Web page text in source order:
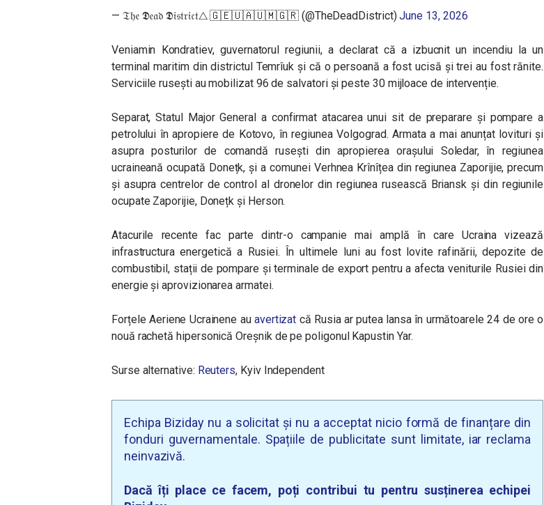
— 𝔗𝔥𝔢 𝕯𝔢𝔞𝔡 𝕯𝔦𝔰𝔱𝔯𝔦𝔠𝔱△ 🇬🇪🇺🇦🇺🇲🇬🇷 (@TheDeadDistrict)June 13, 2026
Veniamin Kondratiev, guvernatorul regiunii, a declarat că a izbucnit un incendiu la un
terminal maritim din districtul Temrîuk și că o persoană a fost ucisă și trei au fost rănite.
Serviciile rusești au mobilizat 96 de salvatori și peste 30 mijloace de intervenție.
Separat, Statul Major General a confirmat atacarea unui sit de preparare și pompare a
petrolului în apropiere de Kotovo, în regiunea Volgograd. Armata a mai anunțat lovituri și
asupra posturilor de comandă rusești din apropierea orașului Soledar, în regiunea
ucraineană ocupată Donețk, și a comunei Verhnea Krînîțea din regiunea Zaporijie, precum
și asupra centrelor de control al dronelor din regiunea rusească Briansk și din regiunile
ocupate Zaporijie, Donețk și Herson.
Atacurile recente fac parte dintr-o campanie mai amplă în care Ucraina vizează
infrastructura energetică a Rusiei. În ultimele luni au fost lovite rafinării, depozite de
combustibil, stații de pompare și terminale de export pentru a afecta veniturile Rusiei din
energie și aprovizionarea armatei.
Forțele Aeriene Ucrainene au avertizat că Rusia ar putea lansa în următoarele 24 de ore o
nouă rachetă hipersonică Oreșnik de pe poligonul Kapustin Yar.
Surse alternative: Reuters, Kyiv Independent
Echipa Biziday nu a solicitat și nu a acceptat nicio formă de finanțare din
fonduri guvernamentale. Spațiile de publicitate sunt limitate, iar reclama
neinvazivă.
Dacă îți place ce facem, poți contribui tu pentru susținerea echipei